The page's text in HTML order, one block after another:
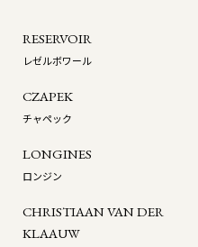
RESERVOIR
レゼルボワール
CZAPEK
チャペック
LONGINES
ロンジン
CHRISTIAAN VAN DER
KLAAUW